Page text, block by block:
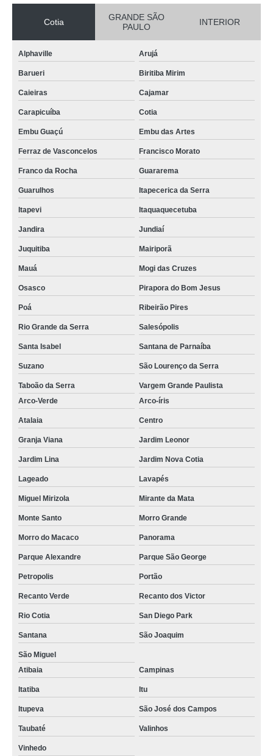
Cotia
GRANDE SÃO
PAULO
INTERIOR
Alphaville Arujá
Barueri Biritiba Mirim
Caieiras Cajamar
Carapicuíba Cotia
Embu Guaçú Embu das Artes
Ferraz de Vasconcelos Francisco Morato
Franco da Rocha Guararema
Guarulhos Itapecerica da Serra
Itapevi Itaquaquecetuba
Jandira Jundiaí
Juquitiba Mairiporã
Mauá Mogi das Cruzes
Osasco Pirapora do Bom Jesus
Poá Ribeirão Pires
Rio Grande da Serra Salesópolis
Santa Isabel Santana de Parnaíba
Suzano São Lourenço da Serra
Taboão da Serra
Vargem Grande Paulista
Arco-Verde
Arco-íris
Atalaia Centro
Granja Viana Jardim Leonor
Jardim Lina Jardim Nova Cotia
Lageado Lavapés
Miguel Mirizola Mirante da Mata
Monte Santo Morro Grande
Morro do Macaco Panorama
Parque Alexandre Parque São George
Petropolis Portão
Recanto Verde Recanto dos Victor
Rio Cotia San Diego Park
Santana São Joaquim
São Miguel
Atibaia
Campinas
Itatiba Itu
Itupeva São José dos Campos
Taubaté Valinhos
Vinhedo